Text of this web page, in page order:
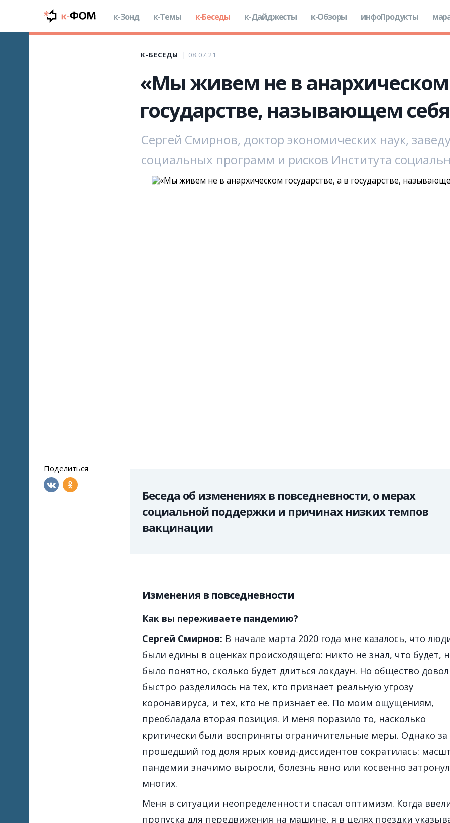
к-Зонд к-Темы к-Беседы к-Дайджесты к-Обзоры инфоПродукты
К-БЕСЕДЫ 08.07.21
«Мы живем не в анархическом
государстве, называющем
Сергей Смирнов, доктор экономических наук,
социальных программ и рисков Института
Поделиться
Беседа об изменениях в повседневности, о мерах
социальной поддержки и причинах низких темпов
вакцинации
Изменения в повседневности
Как вы переживаете пандемию?
Сергей Смирнов: В начале марта 2020 года мне казалось, что
были едины в оценках происходящего: никто не знал, что будет,
было понятно, сколько будет длиться локдаун. Но общество
быстро разделилось на тех, кто признает реальную угрозу
коронавируса, и тех, кто не признает ее. По моим ощущениям,
преобладала вторая позиция. И меня поразило то, насколько
критически были восприняты ограничительные меры. Однако за
прошедший год доля ярых ковид-диссидентов сократилась:
пандемии значимо выросли, болезнь явно или косвенно
многих.
Меня в ситуации неопределенности спасал оптимизм. Когда
пропуска для передвижения на машине, я в целях поездки